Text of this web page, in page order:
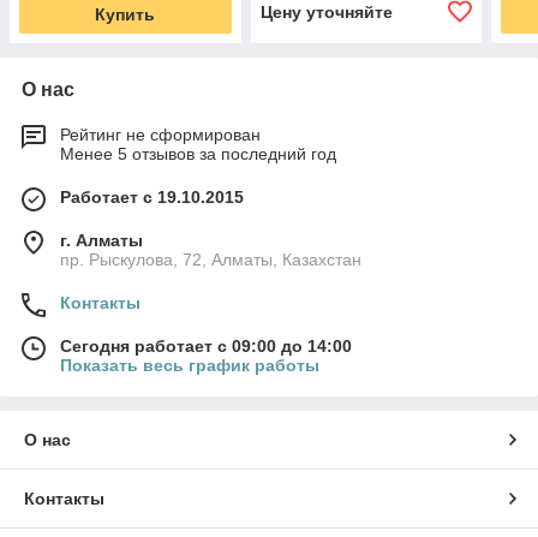
Купить Цену уточняйте
О нас
Рейтинг не сформирован
Менее 5 отзывов за последний год
Работает с 19.10.2015
г. Алматы
пр. Рыскулова, 72, Алматы, Казахстан
Контакты
Сегодня работает с 09:00 до 14:00
Показать весь график работы
О нас
Контакты